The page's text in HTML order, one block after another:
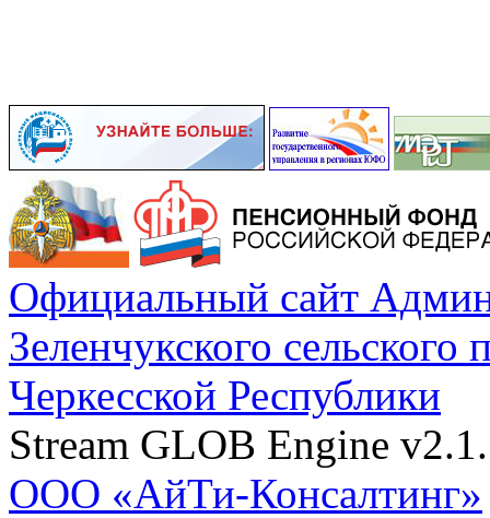
Официальный сайт
Зеленчукского сельского
Черкесской Республики
Stream GLOB Engine v2.1.
ООО «АйТи-Консалтинг»